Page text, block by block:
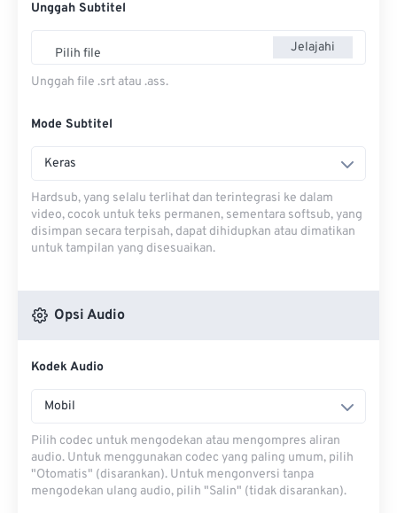
Unggah Subtitel
Pilih file Jelajahi
Unggah file .srt atau .ass.
Mode Subtitel
Keras
Hardsub, yang selalu terlihat dan terintegrasi ke dalam
video, cocok untuk teks permanen, sementara softsub, yang
disimpan secara terpisah, dapat dihidupkan atau dimatikan
untuk tampilan yang disesuaikan.
Opsi Audio
Kodek Audio
Mobil
Pilih codec untuk mengodekan atau mengompres aliran
audio. Untuk menggunakan codec yang paling umum, pilih
"Otomatis" (disarankan). Untuk mengonversi tanpa
mengodekan ulang audio, pilih "Salin" (tidak disarankan).